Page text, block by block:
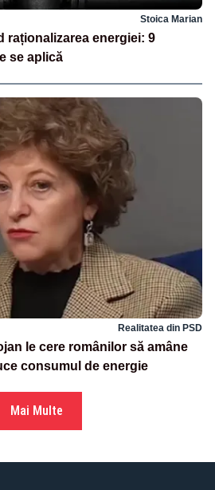
Stoica Marian
raționalizarea energiei: 9
se aplică
Realitatea din PSD
le cere românilor să amâne
consumul de energie
Mai Multe